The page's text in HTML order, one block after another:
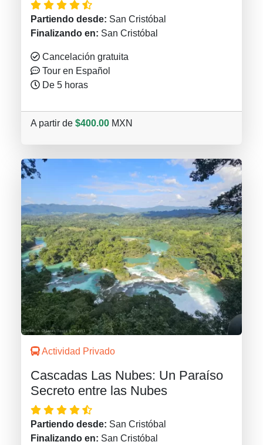
Partiendo desde: San Cristóbal
Finalizando en: San Cristóbal
Cancelación gratuita
Tour en Español
De 5 horas
A partir de $400.00 MXN
Actividad Privado
Cascadas Las Nubes: Un Paraíso
Secreto entre las Nubes
Partiendo desde: San Cristóbal
Finalizando en: San Cristóbal